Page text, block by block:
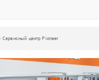
Сервисный центр Pioneer